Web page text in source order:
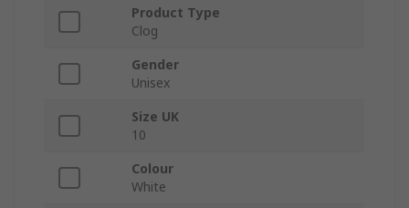
Product Type
Clog
Gender
Unisex
Size UK
10
Colour
White